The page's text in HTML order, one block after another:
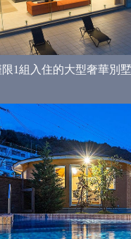
1組入住的大型奢華別